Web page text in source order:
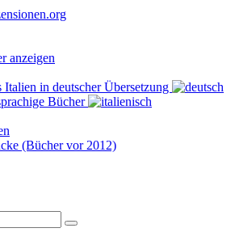
.org
anzeigen
Italien in deutscher Übersetzung
Bücher
(Bücher vor 2012)